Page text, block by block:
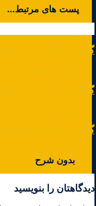
پست های مرتبط...
گازهای کاربردی در
گازهای کاربردی در
گازهای کاربردی در
بدون شرح
دیدگاهتان را بنویسید